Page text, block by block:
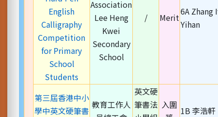
English
Calligraphy
Competition
for Primary
School
Students
Association
Lee Heng
Kwei
Secondary
School
/ Merit
6A Zhang
Yihan
第三屆香港中小
學中英文硬筆書
教育工作人
英文硬
筆書法 入圍
1B 李浩軒